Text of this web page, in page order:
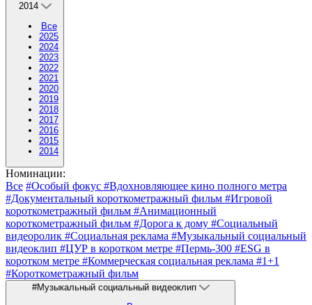
2014
Все
2025
2024
2023
2022
2021
2020
2019
2018
2017
2016
2015
2014
Номинации:
Все #Особый фокус #Вдохновляющее кино полного метра
#Документальный короткометражный фильм #Игровой
короткометражный фильм #Анимационный
короткометражный фильм #Дорога к дому #Социальный
видеоролик #Социальная реклама #Музыкальный социальный
видеоклип #ЦУР в коротком метре #Пермь-300 #ESG в
коротком метре #Коммерческая социальная реклама #1+1
#Короткометражный фильм
#Музыкальный социальный видеоклип